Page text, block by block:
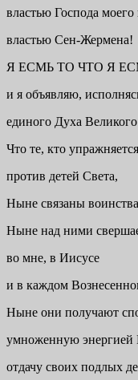
властью Господа
властью Сен-Жермена!
Я ЕСМЬ ТО ЧТО Я
и я объявляю,
единого Духа Великого
Что те, кто
против детей Света,
Ныне связаны
Ныне над ними
во мне, в Иисусе
и в каждом
Ныне они получают
умноженную энергией
отдачу своих подлых